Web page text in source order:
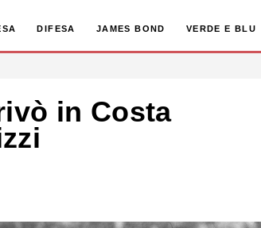
DIFESA JAMES BOND VERDE E BLU
in Costa